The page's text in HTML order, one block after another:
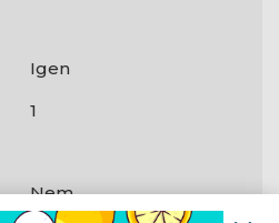
Igen
1
Nem